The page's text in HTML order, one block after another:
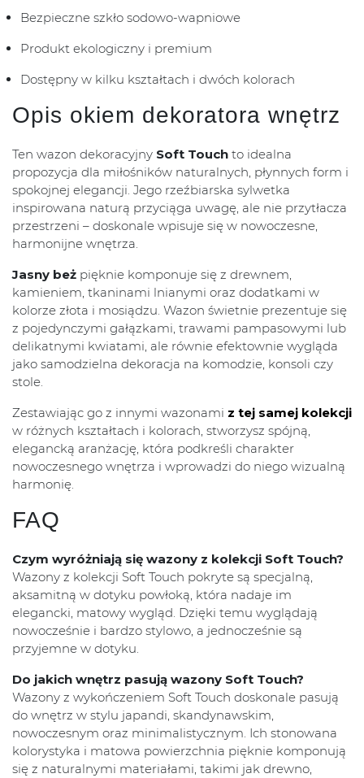
Bezpieczne szkło sodowo-wapniowe
Produkt ekologiczny i premium
Dostępny w kilku kształtach i dwóch kolorach
Opis okiem dekoratora wnętrz
Ten wazon dekoracyjny Soft Touch to idealna
propozycja dla miłośników naturalnych, płynnych form i
spokojnej elegancji. Jego rzeźbiarska sylwetka
inspirowana naturą przyciąga uwagę, ale nie przytłacza
przestrzeni – doskonale wpisuje się w nowoczesne,
harmonijne wnętrza.
Jasny beż pięknie komponuje się z drewnem,
kamieniem, tkaninami lnianymi oraz dodatkami w
kolorze złota i mosiądzu. Wazon świetnie prezentuje się
z pojedynczymi gałązkami, trawami pampasowymi lub
delikatnymi kwiatami, ale równie efektownie wygląda
jako samodzielna dekoracja na komodzie, konsoli czy
stole.
Zestawiając go z innymi wazonami z tej samej kolekcji
w różnych kształtach i kolorach, stworzysz spójną,
elegancką aranżację, która podkreśli charakter
nowoczesnego wnętrza i wprowadzi do niego wizualną
harmonię.
FAQ
Czym wyróżniają się wazony z kolekcji Soft Touch?
Wazony z kolekcji Soft Touch pokryte są specjalną,
aksamitną w dotyku powłoką, która nadaje im
elegancki, matowy wygląd. Dzięki temu wyglądają
nowocześnie i bardzo stylowo, a jednocześnie są
przyjemne w dotyku.
Do jakich wnętrz pasują wazony Soft Touch?
Wazony z wykończeniem Soft Touch doskonale pasują
do wnętrz w stylu japandi, skandynawskim,
nowoczesnym oraz minimalistycznym. Ich stonowana
kolorystyka i matowa powierzchnia pięknie komponują
się z naturalnymi materiałami, takimi jak drewno,